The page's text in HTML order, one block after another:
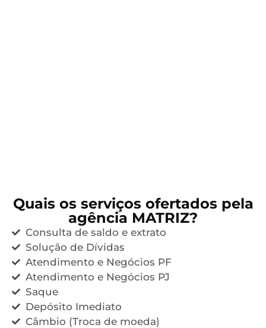
Quais os serviços ofertados pela
agência MATRIZ?
Consulta de saldo e extrato
Solução de Dívidas
Atendimento e Negócios PF
Atendimento e Negócios PJ
Saque
Depósito Imediato
Câmbio (Troca de moeda)